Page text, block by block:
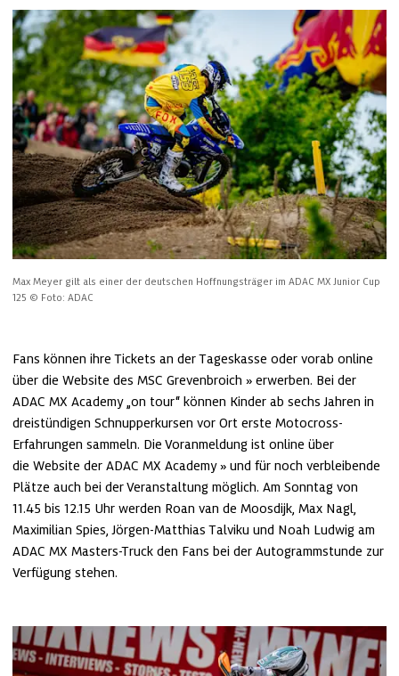
Max Meyer gilt als einer der deutschen Hoffnungsträger im ADAC MX Junior Cup
125 © Foto: ADAC
Fans können ihre Tickets an der Tageskasse oder vorab online
über die Website des MSC Grevenbroich
erwerben. Bei der
ADAC MX Academy „on tour“ können Kinder ab sechs Jahren in
dreistündigen Schnupperkursen vor Ort erste Motocross-
Erfahrungen sammeln. Die Voranmeldung ist online über
die Website der ADAC MX Academy
und für noch verbleibende
Plätze auch bei der Veranstaltung möglich. Am Sonntag von
11.45 bis 12.15 Uhr werden Roan van de Moosdijk, Max Nagl,
Maximilian Spies, Jörgen-Matthias Talviku und Noah Ludwig am
ADAC MX Masters-Truck den Fans bei der Autogrammstunde zur
Verfügung stehen.